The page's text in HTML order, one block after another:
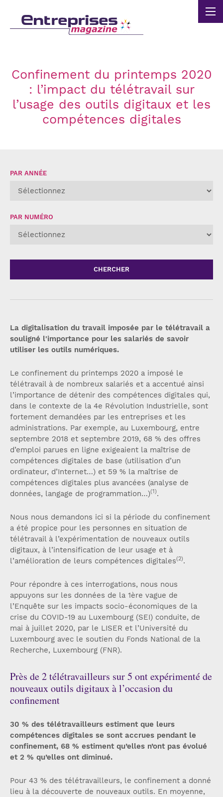
Confinement du printemps 2020
: l’impact du télétravail sur
l’usage des outils digitaux et les
compétences digitales
La digitalisation du travail imposée par le télétravail a
souligné l'importance pour les salariés de savoir
utiliser les outils numériques.
Le confinement du printemps 2020 a imposé le
télétravail à de nombreux salariés et a accentué ainsi
l’importance de détenir des compétences digitales qui,
dans le contexte de la 4e Révolution Industrielle, sont
fortement demandées par les entreprises et les
administrations. Par exemple, au Luxembourg, entre
septembre 2018 et septembre 2019, 68 % des offres
d’emploi parues en ligne exigeaient la maîtrise de
compétences digitales de base (utilisation d’un
ordinateur, d’Internet…) et 59 % la maîtrise de
compétences digitales plus avancées (analyse de
données, langage de programmation…)(1).
Nous nous demandons ici si la période du confinement
a été propice pour les personnes en situation de
télétravail à l’expérimentation de nouveaux outils
digitaux, à l’intensification de leur usage et à
l’amélioration de leurs compétences digitales(2).
Pour répondre à ces interrogations, nous nous
appuyons sur les données de la 1ère vague de
l’Enquête sur les impacts socio-économiques de la
crise du COVID-19 au Luxembourg (SEI) conduite, de
mai à juillet 2020, par le LISER et l’Université du
Luxembourg avec le soutien du Fonds National de la
Recherche, Luxembourg (FNR).
Près de 2 télétravailleurs sur 5 ont expérimenté de
nouveaux outils digitaux à l’occasion du
confinement
30 % des télétravailleurs estiment que leurs
compétences digitales se sont accrues pendant le
confinement, 68 % estiment qu’elles n’ont pas évolué
et 2 % qu’elles ont diminué.
Pour 43 % des télétravailleurs, le confinement a donné
lieu à la découverte de nouveaux outils. En moyenne,
PAR ANNÉE
PAR NUMÉRO
CHERCHER